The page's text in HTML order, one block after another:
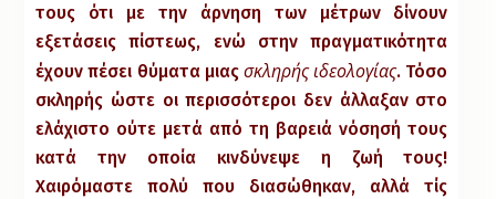
τους ότι με την άρνηση των μέτρων δίνουν
εξετάσεις πίστεως, ενώ στην πραγματικότητα
έχουν πέσει θύματα μιας σκληρής ιδεολογίας. Τόσο
σκληρής ώστε οι περισσότεροι δεν άλλαξαν στο
ελάχιστο ούτε μετά από τη βαρειά νόσησή τους
κατά την οποία κινδύνεψε η ζωή τους!
Χαιρόμαστε πολύ που διασώθηκαν, αλλά τίς